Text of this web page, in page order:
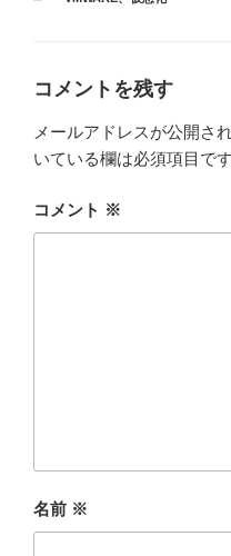
コメントを残す
メールアドレスが公開さ
いている欄は必須項目です
コメント ※
名前 ※